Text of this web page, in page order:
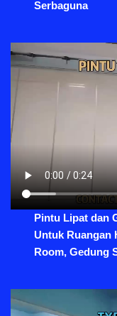
Serbaguna
Pintu Lipat dan
Untuk Ruangan
Room, Gedung